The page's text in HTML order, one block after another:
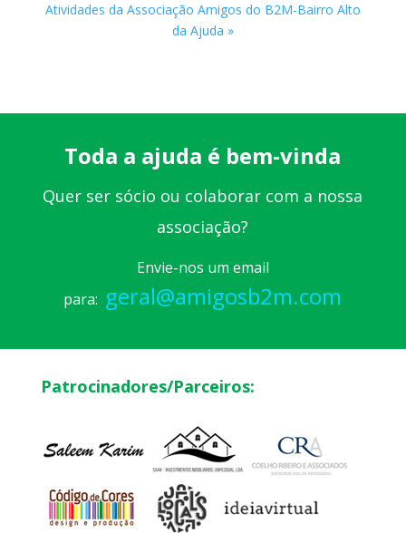
Atividades da Associação Amigos do B2M-Bairro Alto
da Ajuda »
Toda a ajuda é bem-vinda
Quer ser sócio ou colaborar com a nossa
associação?
Envie-nos um email
para: geral@amigosb2m.com
Patrocinadores/Parceiros: